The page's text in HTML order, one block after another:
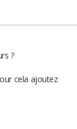
?
cela ajoutez